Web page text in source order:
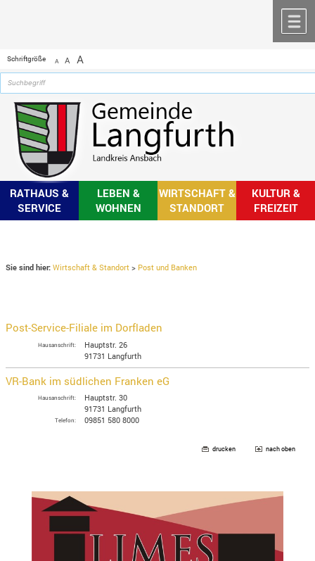
Schriftgröße A A A
RATHAUS &
SERVICE
LEBEN &
WOHNEN
WIRTSCHAFT &
STANDORT
KULTUR &
FREIZEIT
Sie sind hier: Wirtschaft & Standort > Post und Banken
Post-Service-Filiale im Dorfladen
Hausanschrift:
Hauptstr. 26
91731 Langfurth
VR-Bank im südlichen Franken eG
Hausanschrift:
Hauptstr. 30
91731 Langfurth
Telefon: 09851 580 8000
drucken nach oben